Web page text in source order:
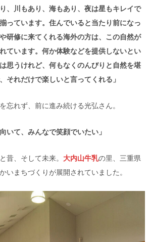
、川もあり、海もあり、夜は星もキレイで
っています。住んでいると当たり前になっ
研修に来てくれる海外の方は、この自然が
ています。何か体験などを提供しないとい
思うけれど、何もなくのんびりと自然を堪
それだけで楽しいと言ってくれる」
忘れず、前に進み続ける光弘さん。
いて、みんなで笑顔でいたい」
昔、そして未来。 大内山牛乳の里、三重県
いまちづくりが展開されていました。